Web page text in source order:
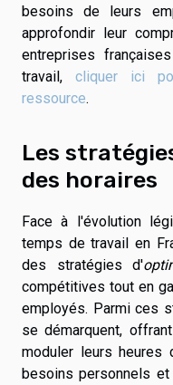
besoins de leurs
approfondir leur
entreprises
travail, cliquer ici
ressource.
Les
des horaires
Face à l'évolution
temps de travail en
des stratégies d'
compétitives tout en
employés. Parmi ces
se démarquent,
moduler leurs heures
besoins personnels